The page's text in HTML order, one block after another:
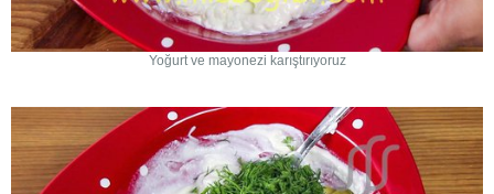
Yoğurt ve mayonezi karıştırıyoruz